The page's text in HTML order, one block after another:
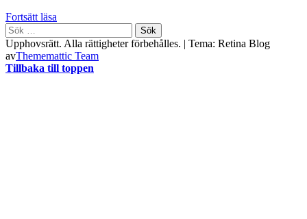
Fortsätt läsa
Sök
efter:
Upphovsrätt. Alla rättigheter förbehålles. | Tema: Retina Blog
avThememattic Team
Tillbaka till toppen